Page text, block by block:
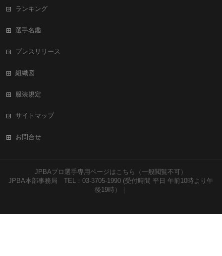
ランキング
選手名鑑
プレスリリース
組織図
服装規定
サイトマップ
お問合せ
JPBAプロ選手専用ページはこちら（一般閲覧不可）
JPBA本部事務局 TEL：03-3705-1990 (受付時間 平日 午前10時より午
後19時）｜